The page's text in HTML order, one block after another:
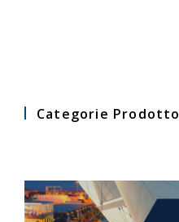
Categorie Prodotto